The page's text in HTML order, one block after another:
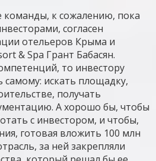
к сожалению, пока
согласен
отельеров Крыма и
& Spa Грант Бабасян.
то инвестору
самому: искать площадку,
получать
А хорошо бы, чтобы
с инвестором, и чтобы,
готовая вложить 100 млн
за ней закрепляли